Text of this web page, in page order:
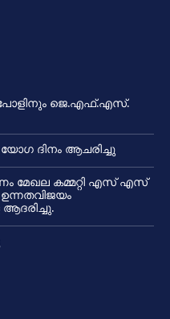
പോളിനും ജെ.എഫ്.എസ്.
യോഗ ദിനം ആചരിച്ചു
മേഖല കമ്മറ്റി എസ് എസ്
ആദരിച്ചു.